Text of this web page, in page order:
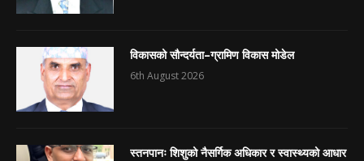
विकासको सौन्दर्यता–ग्रामिण विकास मोडेल
6th August 2026
स्तनपानः शिशुको नैसर्गिक अधिकार र स्वास्थ्यको आधार